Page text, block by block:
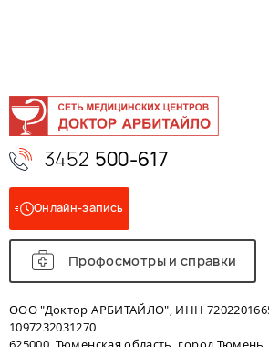
3452 500-617
Онлайн-запись
Профосмотры и справки
ООО "Доктор АРБИТАЙЛО", ИНН
1097232031270